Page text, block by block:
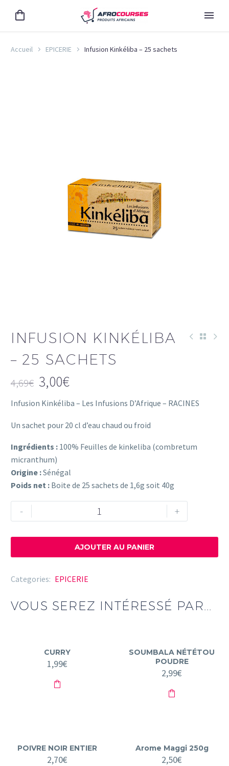
Accueil EPICERIE Infusion Kinkéliba – 25 sachets
INFUSION KINKÉLIBA
– 25 SACHETS
4,69€
prix
initial
était :
4,69€.
3,00€
prix
actuel
est :
3,00€.
Infusion Kinkéliba – Les Infusions D’Afrique – RACINES
Un sachet pour 20 cl d’eau chaud ou froid
Ingrédients : 100% Feuilles de kinkeliba (combretum
micranthum)
Origine :Sénégal
Poids net : Boite de 25 sachets de 1,6g soit 40g
-
quantité
de
-
sachets
+
AJOUTER AU PANIER
Categories: EPICERIE
VOUS SEREZ INTÉRESSÉ PAR...
CURRY
1,99€
SOUMBALA NÉTÉTOU
POUDRE
2,99€
POIVRE NOIR ENTIER
2,70€
Arome Maggi 250g
2,50€